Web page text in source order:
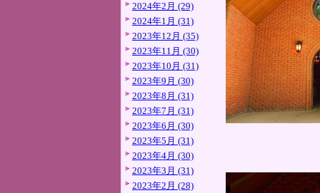
2024年2月 (29)
2024年1月 (31)
2023年12月 (35)
2023年11月 (30)
2023年10月 (31)
2023年9月 (30)
2023年8月 (31)
2023年7月 (31)
2023年6月 (30)
2023年5月 (31)
2023年4月 (30)
2023年3月 (31)
2023年2月 (28)